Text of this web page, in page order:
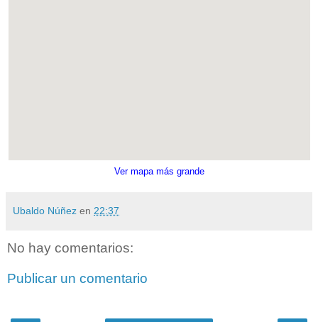
Ver mapa más grande
Ubaldo Núñez en 22:37
No hay comentarios:
Publicar un comentario